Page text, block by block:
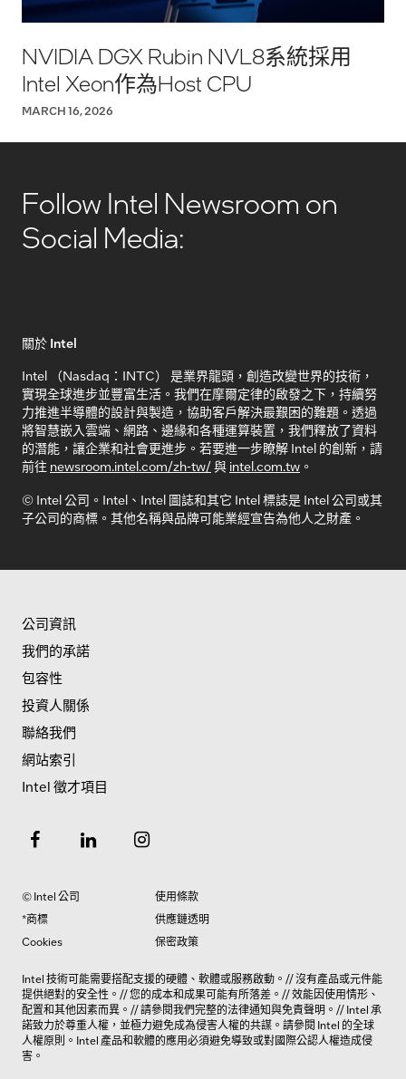
NVIDIA DGX Rubin NVL8系統採用
Intel Xeon作為Host CPU
MARCH 16, 2026
Follow Intel Newsroom on
Social Media:
關於 Intel
Intel （Nasdaq：INTC） 是業界龍頭，創造改變世界的技術，
實現全球進步並豐富生活。我們在摩爾定律的啟發之下，持續努
力推進半導體的設計與製造，協助客戶解決最艱困的難題。透過
將智慧嵌入雲端、網路、邊緣和各種運算裝置，我們釋放了資料
的潛能，讓企業和社會更進步。若要進一步瞭解 Intel 的創新，請
前往 newsroom.intel.com/zh-tw/與 intel.com.tw 。
© Intel 公司。Intel、Intel 圖誌和其它 Intel 標誌是 Intel 公司或其
子公司的商標。其他名稱與品牌可能業經宣告為他人之財產。
公司資訊
我們的承諾
包容性
投資人關係
聯絡我們
網站索引
Intel 徵才項目
© Intel 公司
使用條款
*商標
供應鏈透明
Cookies
保密政策
Intel 技術可能需要搭配支援的硬體、軟體或服務啟動。// 沒有產品或元件能
提供絕對的安全性。// 您的成本和成果可能有所落差。// 效能因使用情形、
配置和其他因素而異。// 請參閱我們完整的法律通知與免責聲明 。// Intel 承
諾致力於尊重人權，並極力避免成為侵害人權的共謀。請參閱 Intel 的全球
人權原則 。Intel 產品和軟體的應用必須避免導致或對國際公認人權造成侵
害。